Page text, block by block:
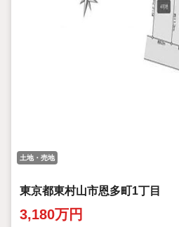
土地・売地
東京都東村山市恩多町1丁目
3,180万円